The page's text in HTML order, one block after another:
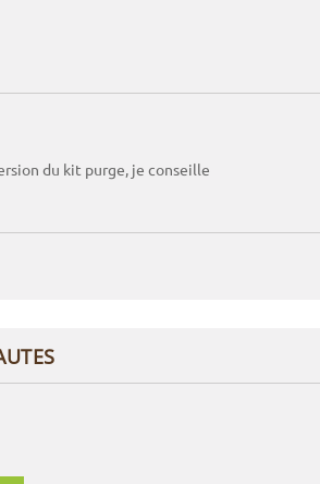
du kit purge, je conseille